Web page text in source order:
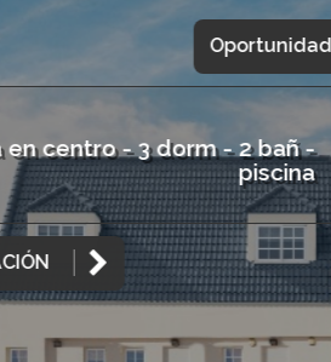
Oportunidad
centro - 3 dorm - 2 bañ -
piscina